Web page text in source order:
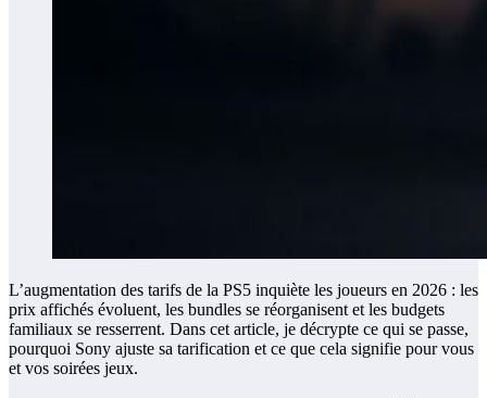
L’augmentation des tarifs de la PS5 inquiète les joueurs en 2026 : les
prix affichés évoluent, les bundles se réorganisent et les budgets
familiaux se resserrent. Dans cet article, je décrypte ce qui se passe,
pourquoi Sony ajuste sa tarification et ce que cela signifie pour vous
et vos soirées jeux.